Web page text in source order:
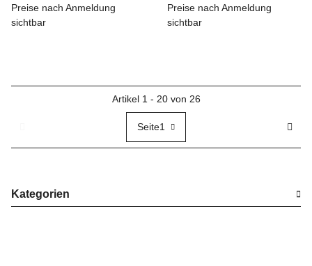
Preise nach Anmeldung
sichtbar
Preise nach Anmeldung
sichtbar
Artikel 1 - 20 von 26
Seite1
Kategorien